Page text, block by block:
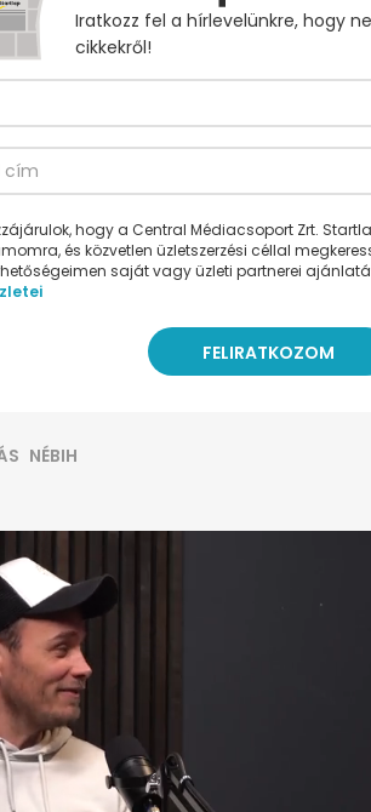
Iratkozz fel a hírlevelünkre, hogy
cikkekről!
hogy a Central Médiacsoport Zrt.
és közvetlen üzletszerzési céllal
saját vagy üzleti partnerei
NÉBIH